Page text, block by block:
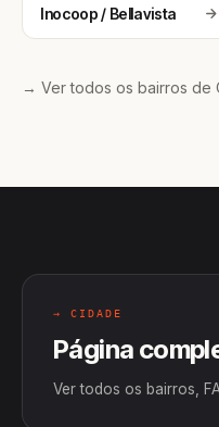
Inocoop / Bellavista
→ Ver todos os bairros de
→ CIDADE
Página
Ver todos os bairros,